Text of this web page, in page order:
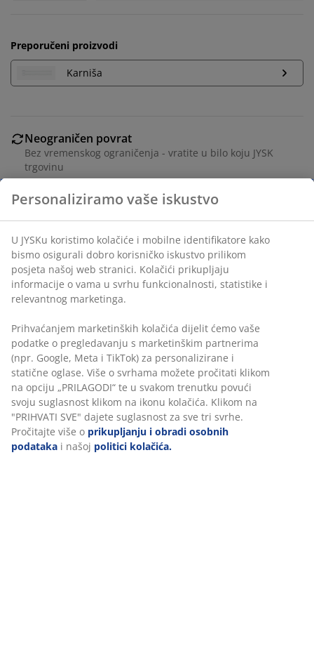
Preporučeni proizvodi
Karniša
Neograničen povrat
Bez vremenskog ograničenja - vratite u bilo koju JYSK
trgovinu
Jamstvo cijene unutar 30 dana za sve proizvode
Fleksibilne opcije dostave
Brza i jednostavna dostava po vašem izboru
Poliesterska vlakna. S kanalom i trakom za zavjese.
1x140x300 cm
BROJ ARTIKLA: 5095707
Podaci o proizvodu